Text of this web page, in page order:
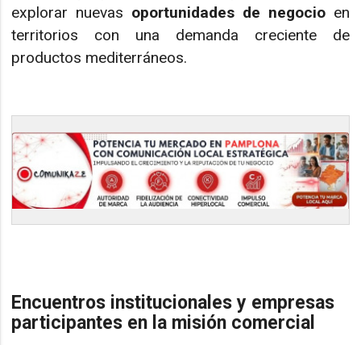
explorar nuevas oportunidades de negocioen
territorios con una demanda creciente de
productos mediterráneos.
Encuentros institucionales y empresas
participantes en la misión comercial